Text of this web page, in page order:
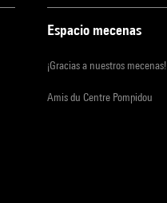
Espacio mecenas
¡Gracias a nuestros mecenas!
Amis du Centre Pompidou